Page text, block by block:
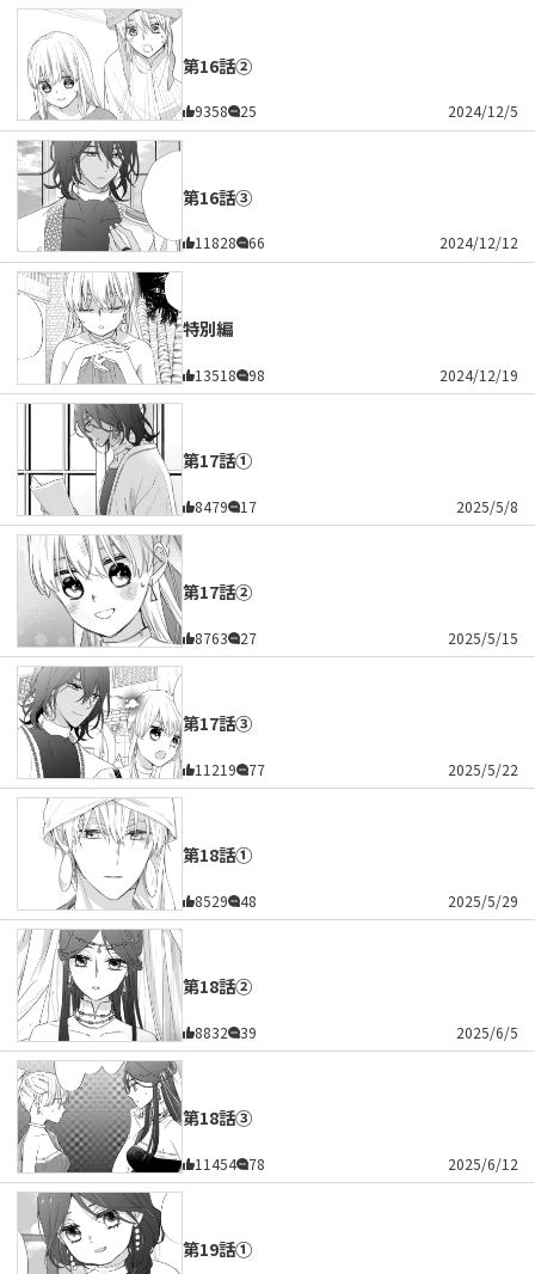
第16話②
9358 25 2024/12/5
第16話③
11828 66 2024/12/12
特別編
13518 98 2024/12/19
第17話①
8479 17 2025/5/8
第17話②
8763 27 2025/5/15
第17話③
11219 77 2025/5/22
第18話①
8529 48 2025/5/29
第18話②
8832 39 2025/6/5
第18話③
11454 78 2025/6/12
第19話①